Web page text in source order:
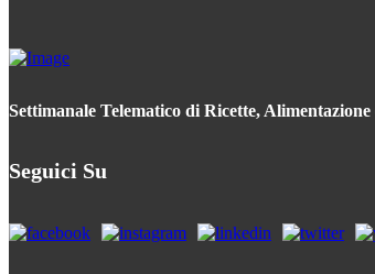
Settimanale Telematico di Ricette, Alimentazione
Seguici Su